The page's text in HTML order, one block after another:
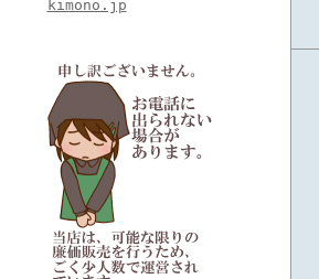
kimono.jp